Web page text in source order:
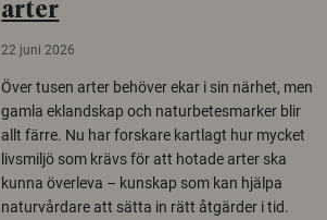
arter
22 juni 2026
Över tusen arter behöver ekar i sin närhet, men
gamla eklandskap och naturbetesmarker blir
allt färre. Nu har forskare kartlagt hur mycket
livsmiljö som krävs för att hotade arter ska
kunna överleva – kunskap som kan hjälpa
naturvårdare att sätta in rätt åtgärder i tid.